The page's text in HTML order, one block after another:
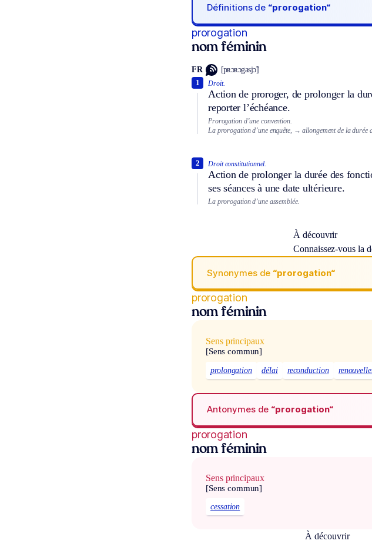
Définitions de “prorogation“
prorogation
nom féminin
FR [pʀɔʀɔgasjɔ̃]
Droit.
Action de proroger, de prolonger la
reporter l’échéance.
1
Prorogation d’une convention.
La prorogation d’une enquête, → allongement de la durée
Droit constitutionnel.
Action de prolonger la durée des
ses séances à une date ultérieure.
2
La prorogation d’une assemblée.
À découvrir
Connaissez-vous la
Synonymes de “prorogation“
prorogation
nom féminin
Sens principaux
[Sens commun]
prolongation délai reconduction
Antonymes de “prorogation“
prorogation
nom féminin
Sens principaux
[Sens commun]
cessation
À découvrir